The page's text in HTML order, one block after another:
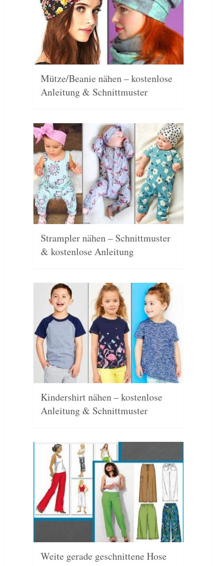
Mütze/Beanie nähen – kostenlose
Anleitung & Schnittmuster
Strampler nähen – Schnittmuster
& kostenlose Anleitung
Kindershirt nähen – kostenlose
Anleitung & Schnittmuster
Weite gerade geschnittene Hose